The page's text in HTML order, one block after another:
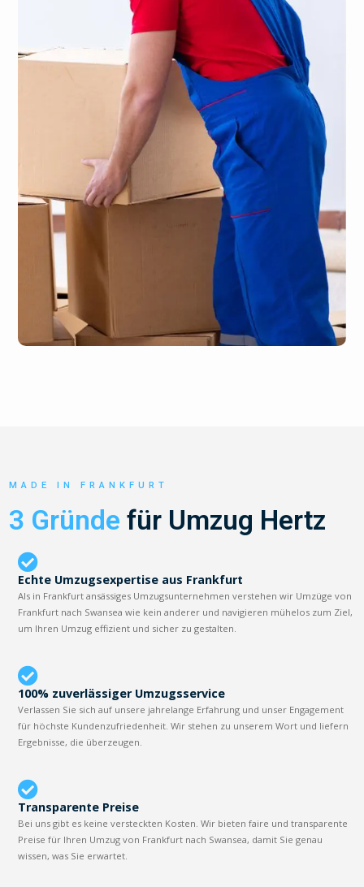
MADE IN FRANKFURT
3 Gründe für Umzug Hertz
Echte Umzugsexpertise aus Frankfurt
Als in Frankfurt ansässiges Umzugsunternehmen verstehen wir Umzüge von
Frankfurt nach Swansea wie kein anderer und navigieren mühelos zum Ziel,
um Ihren Umzug effizient und sicher zu gestalten.
100% zuverlässiger Umzugsservice
Verlassen Sie sich auf unsere jahrelange Erfahrung und unser Engagement
für höchste Kundenzufriedenheit. Wir stehen zu unserem Wort und liefern
Ergebnisse, die überzeugen.
Transparente Preise
Bei uns gibt es keine versteckten Kosten. Wir bieten faire und transparente
Preise für Ihren Umzug von Frankfurt nach Swansea, damit Sie genau
wissen, was Sie erwartet.